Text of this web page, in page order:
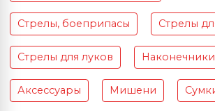
Стрелы, боеприпасы Стрелы
Стрелы для луков
Аксессуары Мишени